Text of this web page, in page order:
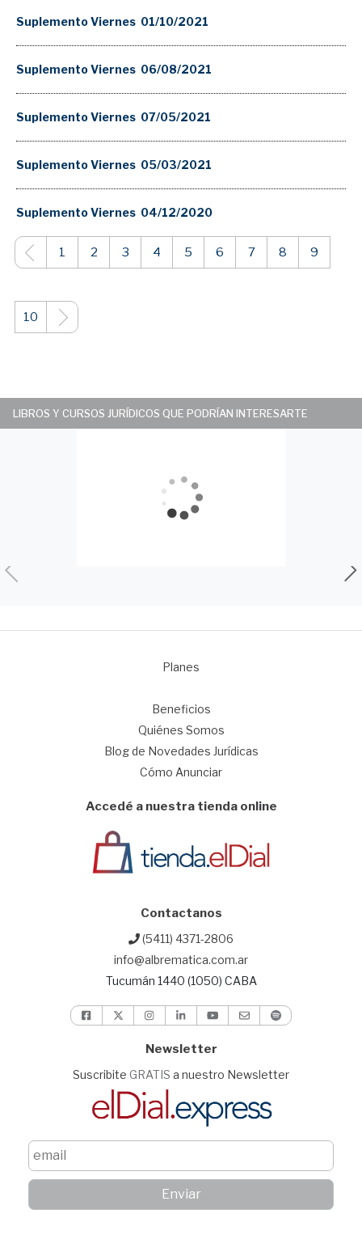
Suplemento Viernes 01/10/2021
Suplemento Viernes 06/08/2021
Suplemento Viernes 07/05/2021
Suplemento Viernes 05/03/2021
Suplemento Viernes 04/12/2020
1 2 3 4 5 6 7 8 9
10
LIBROS Y CURSOS JURÍDICOS QUE PODRÍAN INTERESARTE
Planes
Beneficios
Quiénes Somos
Blog de Novedades Jurídicas
Cómo Anunciar
Accedé a nuestra tienda online
Contactanos
(5411) 4371-2806
info@albrematica.com.ar
Tucumán 1440 (1050) CABA
Newsletter
Suscribite GRATIS a nuestro Newsletter